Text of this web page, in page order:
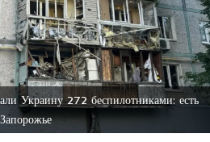
Украину 272 беспилотниками: есть